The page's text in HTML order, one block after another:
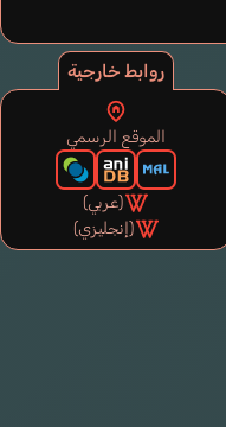
روابط خارجية
الموقع الرسمي
(عربي)
(إنجليزي)